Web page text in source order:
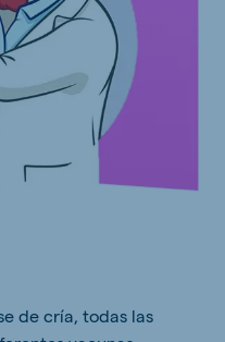
de cría, todas las